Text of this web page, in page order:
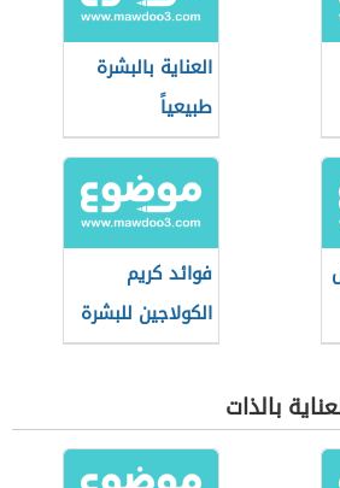
العناية بالبشرة
طبيعياً
فوائد كريم
الكولاجين للبشرة
بالذات